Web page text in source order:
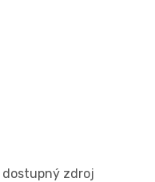
zdroj